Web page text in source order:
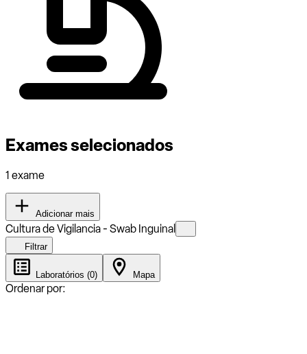
Exames selecionados
1 exame
Adicionar mais
Cultura de Vigilancia - Swab Inguinal
Filtrar
Laboratórios (0) Mapa
Ordenar por: